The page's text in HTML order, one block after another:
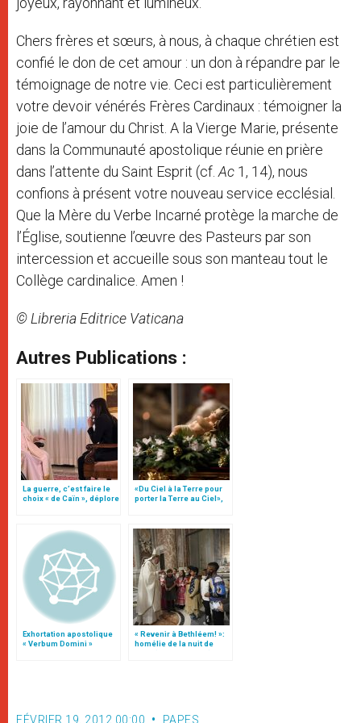
Chers frères et sœurs, à nous, à chaque chrétien est
confié le don de cet amour : un don à répandre par le
témoignage de notre vie. Ceci est particulièrement
votre devoir vénérés Frères Cardinaux : témoigner la
joie de l’amour du Christ. A la Vierge Marie, présente
dans la Communauté apostolique réunie en prière
dans l’attente du Saint Esprit (cf. Ac 1, 14), nous
confions à présent votre nouveau service ecclésial.
Que la Mère du Verbe Incarné protège la marche de
l’Église, soutienne l’œuvre des Pasteurs par son
intercession et accueille sous son manteau tout le
Collège cardinalice. Amen !
© Libreria Editrice Vaticana
Autres Publications :
La guerre, c’est faire le
choix « de Caïn », déplore
«Du Ciel à la Terre pour
porter la Terre au Ciel»,
Exhortation apostolique
« Verbum Domini »
« Revenir à Bethléem! »:
homélie de la nuit de
Noël (texte complet)
FÉVRIER 19, 2012 00:00 PAPES